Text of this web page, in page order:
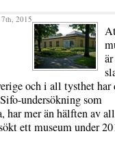
2015
och i all tysthet har
undersökning som
har mer än hälften av
ett museum under